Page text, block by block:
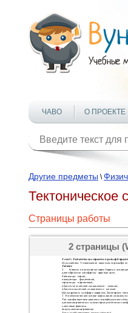
ЧАВО О ПРОЕКТЕ
Другие предметы \
Тектоническое
Страницы работы
2 страницы